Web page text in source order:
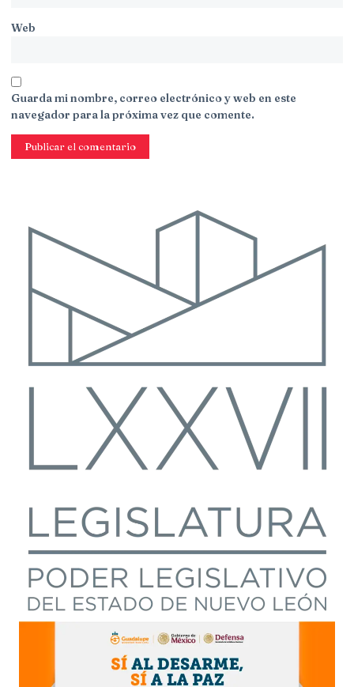
Web
Guarda mi nombre, correo electrónico y web en este
navegador para la próxima vez que comente.